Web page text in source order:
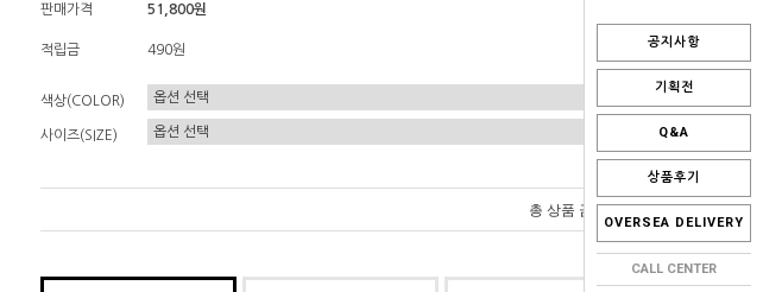
공지사항
기획전
Q&A
상품후기
OVERSEA DELIVERY
CALL CENTER
판매가격 51,800원
적립금 490원
색상(COLOR)
사이즈(SIZE)
총 상품 금액 0 원